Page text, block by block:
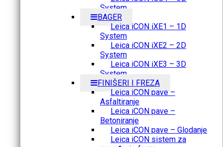
System
BAGER
Leica iCON iXE1 – 1D
System
Leica iCON iXE2 – 2D
System
Leica iCON iXE3 – 3D
System
FINIŠERI I FREZA
Leica iCON pave –
Asfaltiranje
Leica iCON pave –
Betoniranje
Leica iCON pave – Glodanje
Leica iCON sistem za